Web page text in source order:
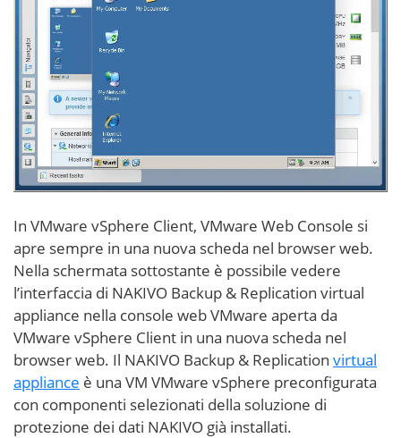
In VMware vSphere Client, VMware Web Console si
apre sempre in una nuova scheda nel browser web.
Nella schermata sottostante è possibile vedere
l’interfaccia di NAKIVO Backup & Replication virtual
appliance nella console web VMware aperta da
VMware vSphere Client in una nuova scheda nel
browser web. Il NAKIVO Backup & Replication virtual
appliance è una VM VMware vSphere preconfigurata
con componenti selezionati della soluzione di
protezione dei dati NAKIVO già installati.